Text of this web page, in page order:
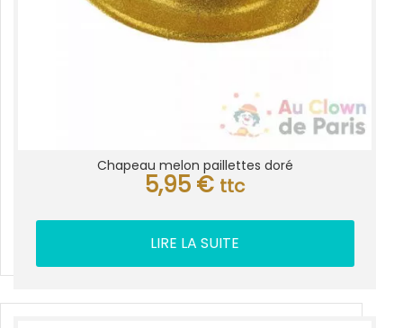
Chapeau melon paillettes doré
5,95 € ttc
LIRE LA SUITE